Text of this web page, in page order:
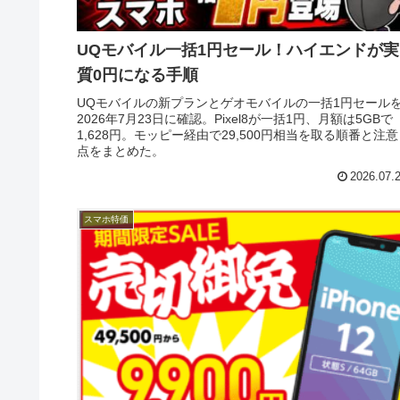
UQモバイル一括1円セール！ハイエンドが実
質0円になる手順
UQモバイルの新プランとゲオモバイルの一括1円セール
2026年7月23日に確認。Pixel8が一括1円、月額は5GBで
1,628円。モッピー経由で29,500円相当を取る順番と注意
点をまとめた。
スマホ特価